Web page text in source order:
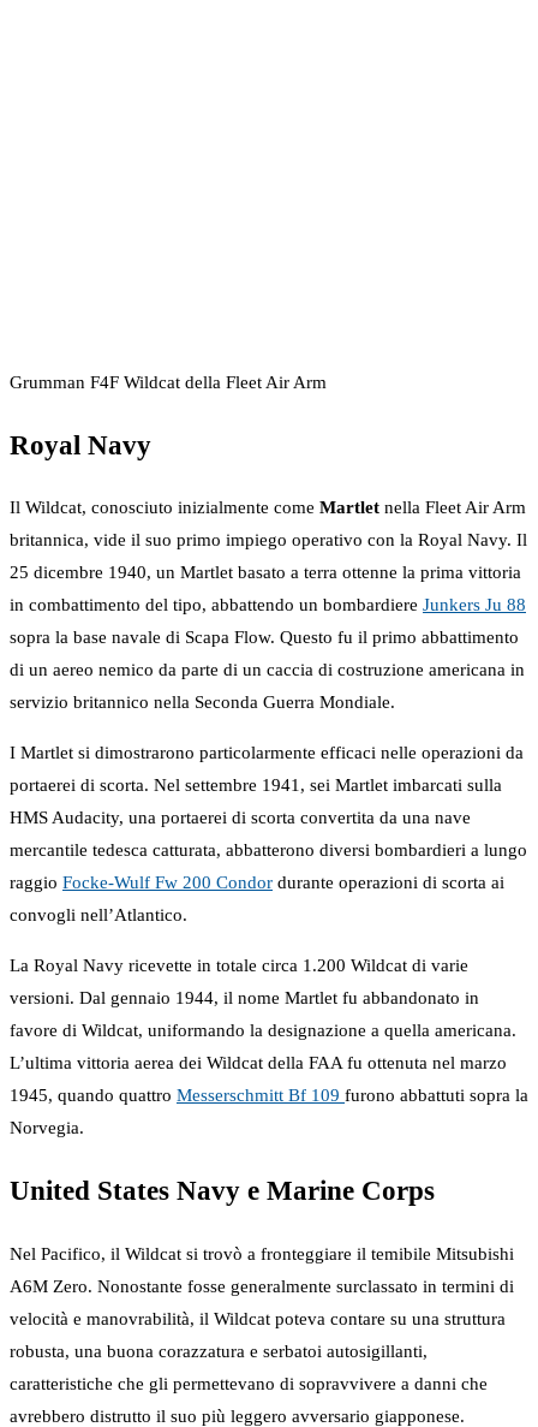
Grumman F4F Wildcat della Fleet Air Arm
Royal Navy
Il Wildcat, conosciuto inizialmente come Martlet nella Fleet Air Arm
britannica, vide il suo primo impiego operativo con la Royal Navy. Il
25 dicembre 1940, un Martlet basato a terra ottenne la prima vittoria
in combattimento del tipo, abbattendo un bombardiere Junkers Ju 88
sopra la base navale di Scapa Flow. Questo fu il primo abbattimento
di un aereo nemico da parte di un caccia di costruzione americana in
servizio britannico nella Seconda Guerra Mondiale.
I Martlet si dimostrarono particolarmente efficaci nelle operazioni da
portaerei di scorta. Nel settembre 1941, sei Martlet imbarcati sulla
HMS Audacity, una portaerei di scorta convertita da una nave
mercantile tedesca catturata, abbatterono diversi bombardieri a lungo
raggio Focke-Wulf Fw 200 Condor durante operazioni di scorta ai
convogli nell’Atlantico.
La Royal Navy ricevette in totale circa 1.200 Wildcat di varie
versioni. Dal gennaio 1944, il nome Martlet fu abbandonato in
favore di Wildcat, uniformando la designazione a quella americana.
L’ultima vittoria aerea dei Wildcat della FAA fu ottenuta nel marzo
1945, quando quattro Messerschmitt Bf 109 furono abbattuti sopra la
Norvegia.
United States Navy e Marine Corps
Nel Pacifico, il Wildcat si trovò a fronteggiare il temibile Mitsubishi
A6M Zero. Nonostante fosse generalmente surclassato in termini di
velocità e manovrabilità, il Wildcat poteva contare su una struttura
robusta, una buona corazzatura e serbatoi autosigillanti,
caratteristiche che gli permettevano di sopravvivere a danni che
avrebbero distrutto il suo più leggero avversario giapponese.